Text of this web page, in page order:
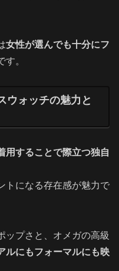
女性が選んでも十分にフ
す。
ウォッチの魅力と
用することで際立つ独自
トになる存在感が魅力で
ップさと、オメガの高級
ルにもフォーマルにも映